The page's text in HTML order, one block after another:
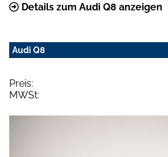
Details zum Audi Q8 anzeigen
Audi Q8
Preis:
MWSt: